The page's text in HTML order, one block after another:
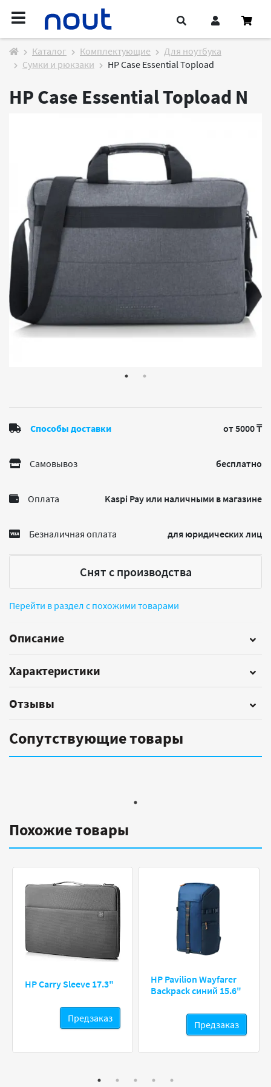
Каталог Комплектующие
Для ноутбука
Сумки и рюкзаки
HP Case Essential Topload
HP Case Essential Topload N
Способы доставки от 5000 ₸
Самовывоз бесплатно
Оплата Kaspi Pay или наличными в магазине
Безналичная оплата для юридических лиц
Снят с производства
Перейти в раздел с похожими товарами
Описание
Характеристики
Отзывы
Сопутствующие товары
Похожие товары
HP Carry Sleeve 17.3"
Предзаказ
HP Pavilion Wayfarer
Backpack синий 15.6"
Предзаказ